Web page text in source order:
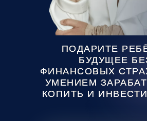
ПОДАРИТЕ
БУДУЩЕЕ
ФИНАНСОВЫХ
УМЕНИЕМ
КОПИТЬ И